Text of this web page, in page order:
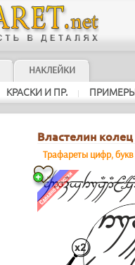
НАКЛЕЙКИ
КРАСКИ И ПР. |
Властелин колец
Трафареты цифр,